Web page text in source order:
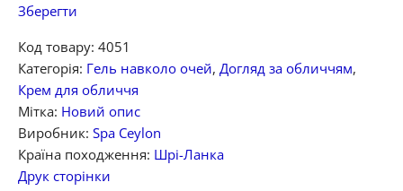
Зберегти
Код товару: 4051
Категорія: Гель навколо очей, Догляд за обличчям,
Крем для обличчя
Мітка: Новий опис
Виробник: Spa Ceylon
Країна походження: Шрі-Ланка
Друк сторінки